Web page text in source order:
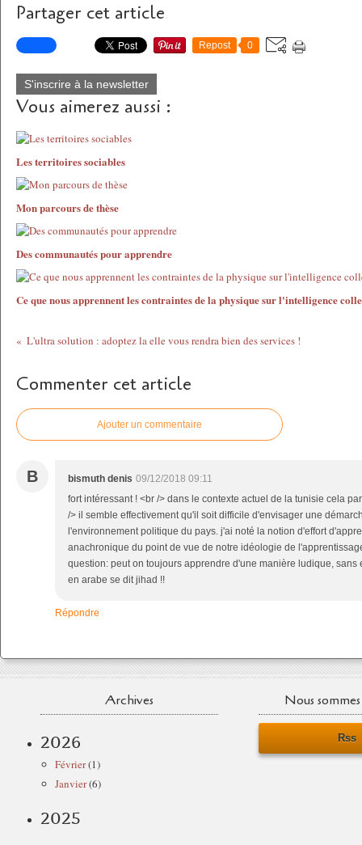
Partager cet article
Repost 0
S'inscrire à la newsletter
Vous aimerez aussi :
Les territoires sociables
Mon parcours de thèse
Des communautés pour apprendre
Ce que nous apprennent les contraintes de la physique sur l'intelligence
L'ultra solution : adoptez la elle vous rendra bien des services !
Commenter cet article
Ajouter un commentaire
B bismuth denis 09/12/2018 09:11
fort intéressant ! <br /> dans le contexte actuel de la tunisie cela
/> il semble effectivement qu'il soit difficile d'envisager une
l'environnement politique du pays. j'ai noté la notion d'effort
anachronique du point de vue de notre idéologie de
question: peut on toujours apprendre d'une manière ludique, sans
en arabe se dit jihad !!
Répondre
Archives
2026
Février(1)
Janvier(6)
2025
Nous
Rss